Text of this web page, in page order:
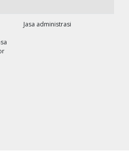
Jasa administrasi